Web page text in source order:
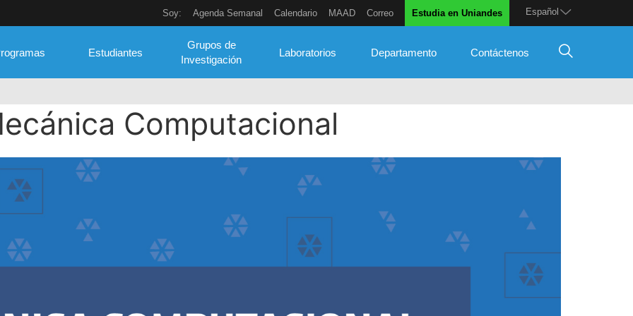
Español
Soy: Agenda Semanal Calendario MAAD Correo Estudia en Uniandes
Estudiantes
Grupos de
Investigación
Laboratorios Departamento Contáctenos
Computacional